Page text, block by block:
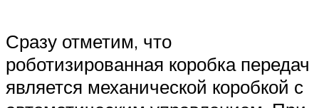
Сразу отметим, что
роботизированная коробка передач
является механической коробкой с